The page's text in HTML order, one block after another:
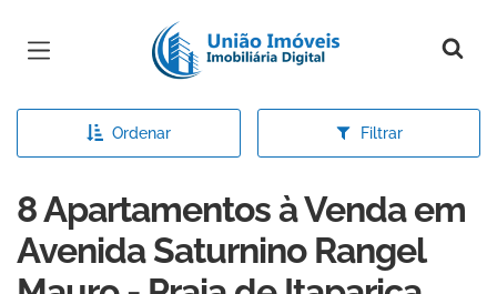
Página inicial
Ordenar Filtrar
8 Apartamentos à Venda em
Avenida Saturnino Rangel